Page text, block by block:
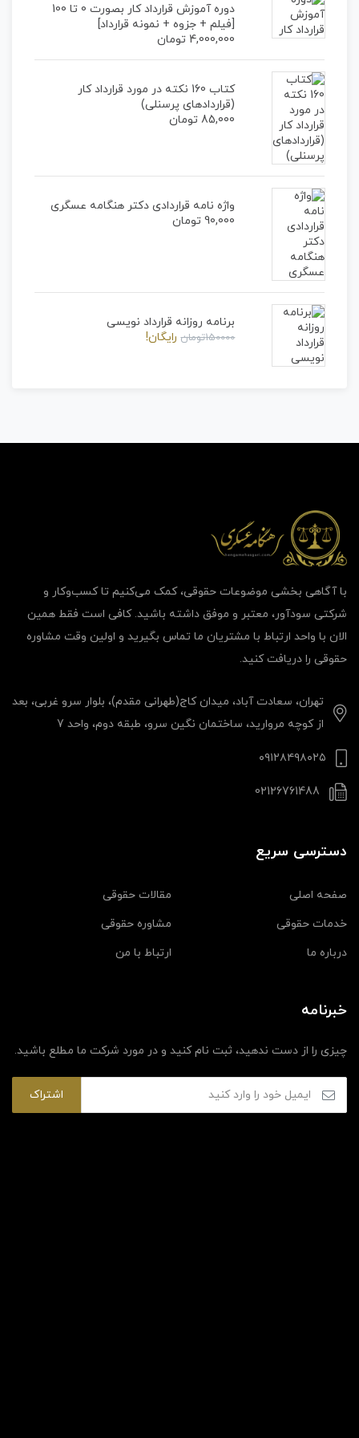
شما خواهد کرد...
دوره آموزش قرارداد کار بصورت 0 تا 100
[فیلم + جزوه + نمونه قرارداد]
4,000,000 تومان
کتاب 160 نکته در مورد قرارداد کار
(قراردادهای پرسنلی)
85,000 تومان
واژه نامه قراردادی دکتر هنگامه عسگری
90,000 تومان
برنامه روزانه قرارداد نویسی
150000تومان رایگان!
با آگاهی بخشی موضوعات حقوقی، کمک می‌‎کنیم تا کسب‌وکار و
شرکتی سودآور، معتبر و موفق داشته باشید. کافی است فقط همین
الان با واحد ارتباط با مشتریان ما تماس بگیرید و اولین وقت مشاوره
حقوقی را دریافت کنید.
تهران، سعادت آباد، میدان کاج(طهرانی مقدم)، بلوار سرو غربی، بعد
از کوچه مروارید، ساختمان نگین سرو، طبقه دوم، واحد 7
۰۹۱۲۸۴۹۸۰۲۵
02126761488
دسترسی سریع
صفحه اصلی
مقالات حقوقی
خدمات حقوقی
مشاوره حقوقی
درباره ما
ارتباط با من
خبرنامه
چیزی را از دست ندهید، ثبت نام کنید و در مورد شرکت ما مطلع باشید.